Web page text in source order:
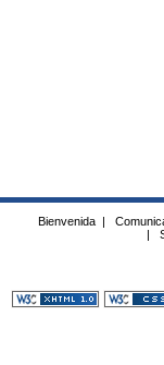
Bienvenida |
|